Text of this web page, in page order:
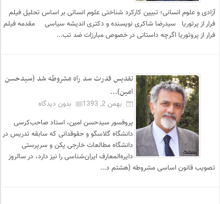
آزادی و علوم انسانی؛ تبیین کارکرد شناختی علوم انسانی بر اساس تحلیل فیلم
فرار از پرتوریا سیدرضا شاکری نویسنده و دکتری اندیشه سیاسی مقدمه فیلم
فرار از پروتوریا اگرچه داستانی در خصوص مبارزات ضد تب...
تقدیس قدرت سد راه مشروطه شد (سیدحسن
امین)...
بهمن 2, 1393
بدون دیدگاه
پروفسور سیدحسن امین، استاد صاحب‌کرسی
دانشگاه گلاسگو و حقوقدانی که سابقه تدریس در
دانشگاه مطالعات خارجی پکن و سرپرستی
دایره‌المعارف ایران‌شناسی را نیز دارد، در سالروز
تصویب قانون اساسی مشروطه (هشتم‌ د...